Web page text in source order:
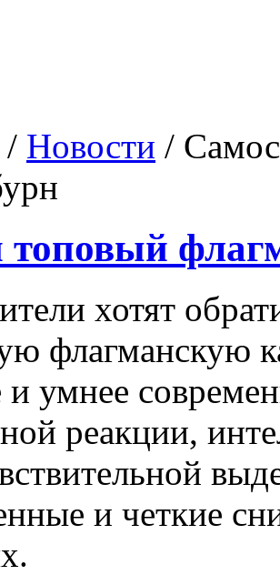
/ Новости /
хотят
флагманскую
и умнее
реакции,
и четкие